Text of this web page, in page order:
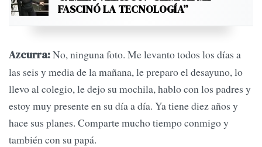
FASCINÓ LA TECNOLOGÍA”
Azcurra:No, ninguna foto. Me levanto todos los días a
las seis y media de la mañana, le preparo el desayuno, lo
llevo al colegio, le dejo su mochila, hablo con los padres y
estoy muy presente en su día a día. Ya tiene diez años y
hace sus planes. Comparte mucho tiempo conmigo y
también con su papá.